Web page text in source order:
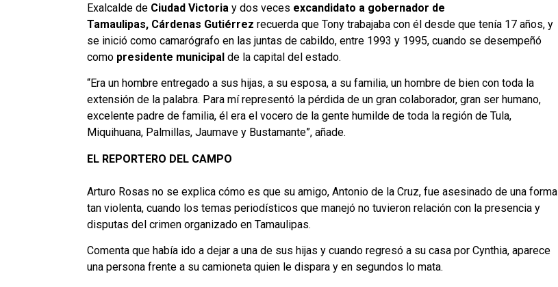
Exalcalde de Ciudad Victoria y dos veces excandidato a gobernador de
Tamaulipas, Cárdenas Gutiérrez recuerda que Tony trabajaba con él desde que tenía 17 años, y
se inició como camarógrafo en las juntas de cabildo, entre 1993 y 1995, cuando se desempeñó
como presidente municipal de la capital del estado.
“Era un hombre entregado a sus hijas, a su esposa, a su familia, un hombre de bien con toda la
extensión de la palabra. Para mí representó la pérdida de un gran colaborador, gran ser humano,
excelente padre de familia, él era el vocero de la gente humilde de toda la región de Tula,
Miquihuana, Palmillas, Jaumave y Bustamante”, añade.
EL REPORTERO DEL CAMPO
Arturo Rosas no se explica cómo es que su amigo, Antonio de la Cruz, fue asesinado de una forma
tan violenta, cuando los temas periodísticos que manejó no tuvieron relación con la presencia y
disputas del crimen organizado en Tamaulipas.
Comenta que había ido a dejar a una de sus hijas y cuando regresó a su casa por Cynthia, aparece
una persona frente a su camioneta quien le dispara y en segundos lo mata.